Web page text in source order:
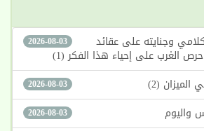
2026-08-03 وجنايته على عقائد
2026-08-03 (2)
2026-08-03 واليوم